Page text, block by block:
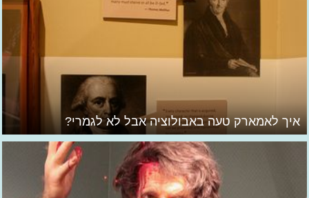
איך לאמארק טעה באבולוציה אבל לא לגמרי?